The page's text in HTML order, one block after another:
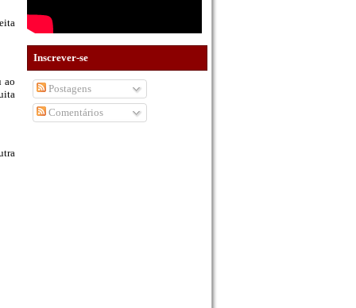
ao
Inscrever-se
Postagens
Comentários